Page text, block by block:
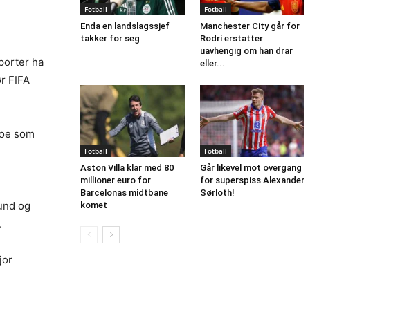
ha
FIFA
som
og
Fotball
Enda en landslagssjef
takker for seg
Fotball
Manchester City går for
Rodri erstatter
uavhengig om han drar
eller...
Fotball
Aston Villa klar med 80
millioner euro for
Barcelonas midtbane
komet
Fotball
Går likevel mot overgang
for superspiss Alexander
Sørloth!